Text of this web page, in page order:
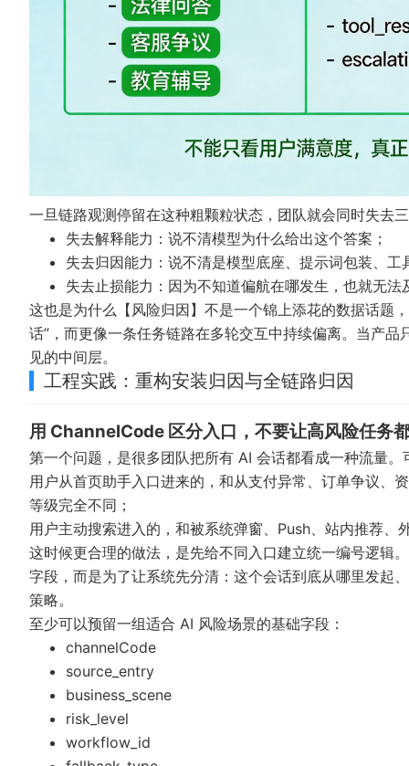
一旦链路观测停留在这种粗颗粒状态，团队就会同时失去
失去解释能力：说不清模型为什么给出这个答案；
失去归因能力：说不清是模型底座、提示词包装、
失去止损能力：因为不知道偏航在哪发生，也就无法
这也是为什么【风险归因】不是一个锦上添花的数据话题
话”，而更像一条任务链路在多轮交互中持续偏离。当产
见的中间层。
工程实践：重构安装归因与全链路归因
用 ChannelCode 区分入口，不要让高风险任务
第一个问题，是很多团队把所有 AI 会话都看成一种流量。
用户从首页助手入口进来的，和从支付异常、订单争议、
等级完全不同；
用户主动搜索进入的，和被系统弹窗、Push、站内推荐
这时候更合理的做法，是先给不同入口建立统一编号逻辑
字段，而是为了让系统先分清：这个会话到底从哪里发起
策略。
至少可以预留一组适合 AI 风险场景的基础字段：
channelCode
source_entry
business_scene
risk_level
workflow_id